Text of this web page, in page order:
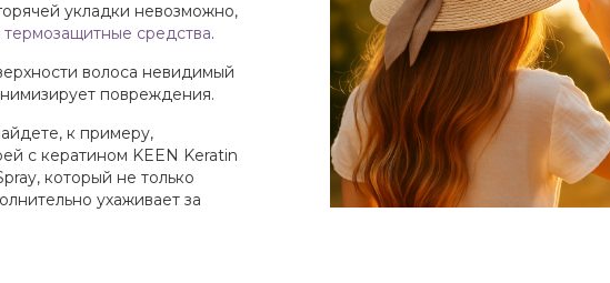
укладки невозможно,
термозащитные средства.
волоса невидимый
повреждения.
к примеру,
с кератином KEEN Keratin
который не только
ухаживает за